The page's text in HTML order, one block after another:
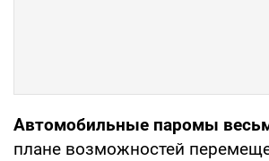
Автомобильные паромы
плане возможностей